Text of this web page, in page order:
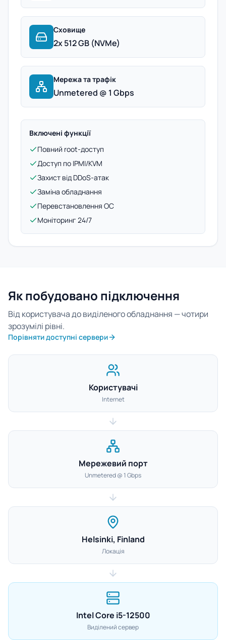
Сховище
2x 512 GB (NVMe)
Мережа та трафік
Unmetered @ 1 Gbps
Включені функції
Повний root-доступ
Доступ по IPMI/KVM
Захист від DDoS-атак
Заміна обладнання
Перевстановлення ОС
Моніторинг 24/7
Як побудовано підключення
Від користувача до виділеного обладнання — чотири
зрозумілі рівні.
Порівняти доступні сервери
Користувачі
Internet
Мережевий порт
Unmetered @ 1 Gbps
Helsinki, Finland
Локація
Intel Core i5-12500
Виділений сервер